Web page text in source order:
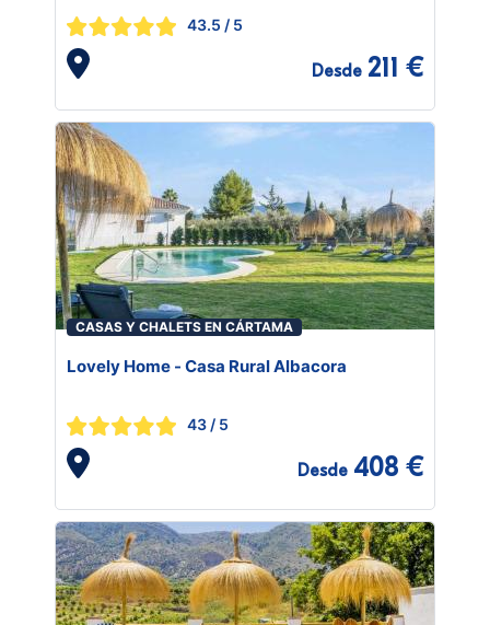
43.5 / 5
Desde 211 €
CASAS Y CHALETS EN CÁRTAMA
Lovely Home - Casa Rural Albacora
43 / 5
Desde 408 €